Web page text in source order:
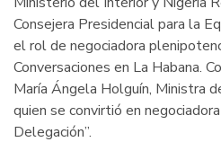
Consejera Presidencial para la
el rol de negociadora
Conversaciones en La Habana.
María Ángela Holguín, Ministra
quien se convirtió en
Delegación”.